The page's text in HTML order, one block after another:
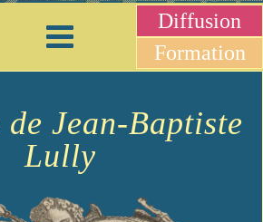
Diffusion
Formation
Jean-Baptiste
Lully